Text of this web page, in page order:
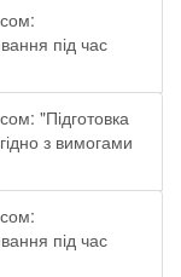
під час
"Підготовка
з вимогами
під час